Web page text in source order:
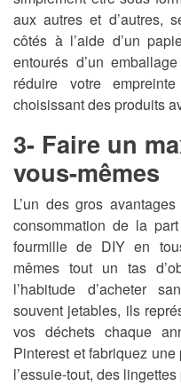
aux autres et d’autres,
côtés à l’aide d’un
entourés d’un
réduire votre
choisissant des produits
3- Faire un
vous-mêmes
L’un des gros
consommation de la
fourmille de DIY en
mêmes tout un tas
l’habitude d’acheter
souvent jetables, ils
vos déchets chaque
Pinterest et fabriquez
l’essuie-tout, des